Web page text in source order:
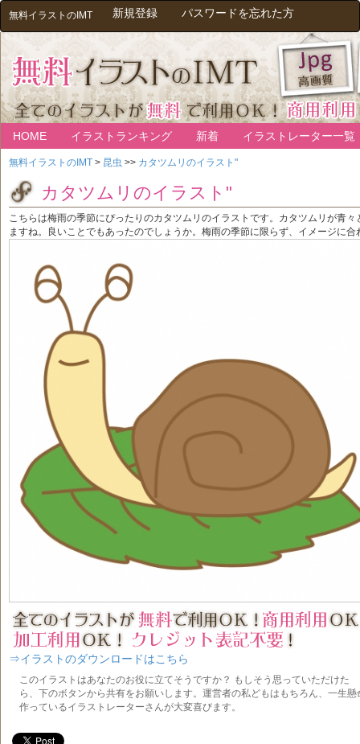
無料イラストのIMT 新規登録 パスワードを忘れた方
HOME イラストランキング 新着 イラストレーター一覧
無料イラストのIMT > 昆虫 >> カタツムリのイラスト"
カタツムリのイラスト"
こちらは梅雨の季節にぴったりのカタツムリのイラストです。カタツムリが青
ますね。良いことでもあったのでしょうか。梅雨の季節に限らず、イメージに
⇒イラストのダウンロードはこちら